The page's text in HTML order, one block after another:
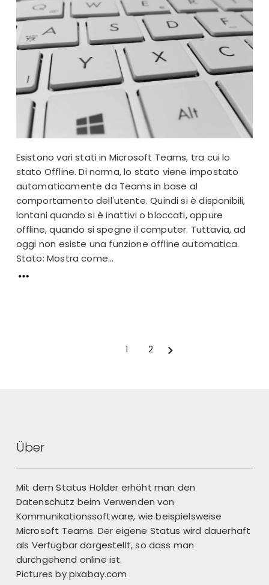
Esistono vari stati in Microsoft Teams, tra cui lo
stato Offline. Di norma, lo stato viene impostato
automaticamente da Teams in base al
comportamento dell'utente. Quindi si è disponibili,
lontani quando si è inattivi o bloccati, oppure
offline, quando si spegne il computer. Tuttavia, ad
oggi non esiste una funzione offline automatica.
Stato: Mostra come...
1 2 Next
Über
Mit dem Status Holder erhöht man den
Datenschutz beim Verwenden von
Kommunikationssoftware, wie beispielsweise
Microsoft Teams. Der eigene Status wird dauerhaft
als Verfügbar dargestellt, so dass man
durchgehend online ist.
Pictures bypixabay.com